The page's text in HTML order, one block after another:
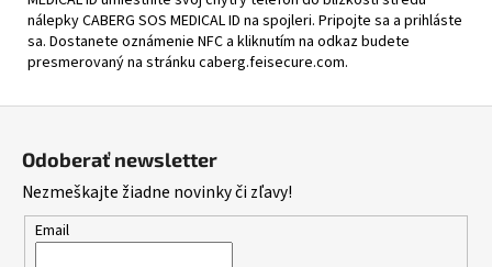
nálepky CABERG SOS MEDICAL ID na spojleri. Pripojte sa a prihláste
sa. Dostanete oznámenie NFC a kliknutím na odkaz budete
presmerovaný na stránku caberg.feisecure.com.
Odoberať newsletter
Nezmeškajte žiadne novinky či zľavy!
Email